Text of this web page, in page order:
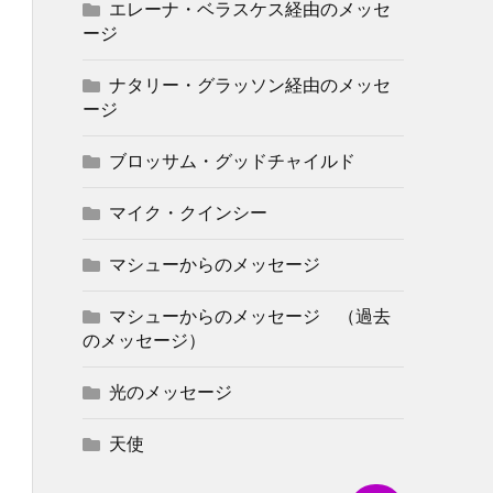
エレーナ・ベラスケス経由のメッセ
ージ
ナタリー・グラッソン経由のメッセ
ージ
ブロッサム・グッドチャイルド
マイク・クインシー
マシューからのメッセージ
マシューからのメッセージ （過去
のメッセージ）
光のメッセージ
天使